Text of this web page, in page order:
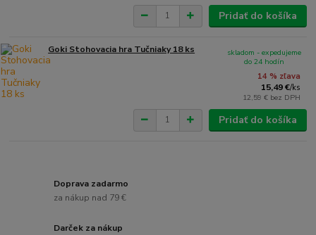
Pridať do košíka
Goki Stohovacia hra Tučniaky 18 ks
14 % zľava
15,49 €/ks
12,59 € bez DPH
skladom - expedujeme
do 24 hodín
Pridať do košíka
Doprava zadarmo
za nákup nad 79 €
Darček za nákup